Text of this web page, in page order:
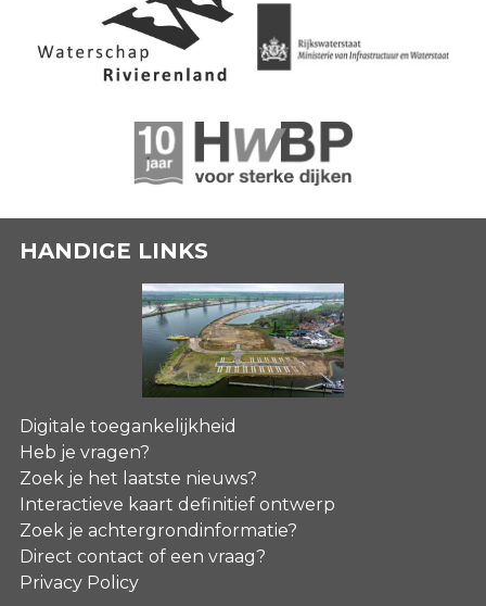
HANDIGE LINKS
Digitale toegankelijkheid
Heb je vragen?
Zoek je het laatste nieuws?
Interactieve kaart definitief ontwerp
Zoek je achtergrondinformatie?
Direct contact of een vraag?
Privacy Policy